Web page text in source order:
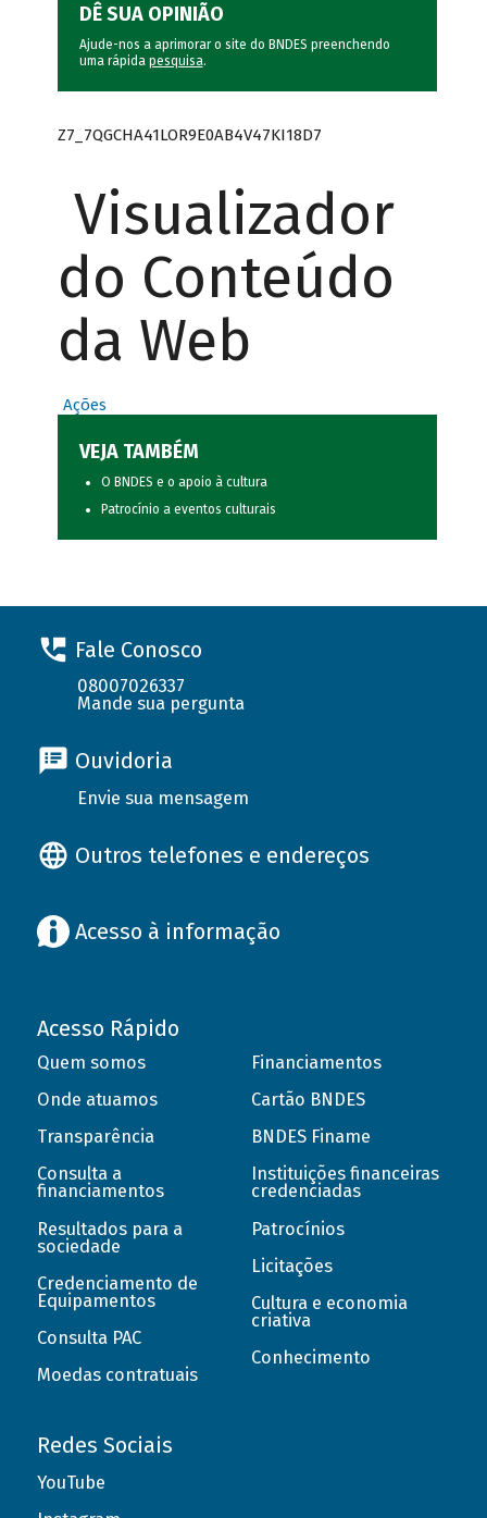
DÊ SUA OPINIÃO
Ajude-nos a aprimorar o site do BNDES preenchendo
uma rápida pesquisa.
Z7_7QGCHA41LOR9E0AB4V47KI18D7
Visualizador
do Conteúdo
da Web
Ações
VEJA TAMBÉM
O BNDES e o apoio à cultura
Patrocínio a eventos culturais
Fale Conosco
08007026337
Mande sua pergunta
Ouvidoria
Envie sua mensagem
Outros telefones e endereços
Acesso à informação
Acesso Rápido
Quem somos
Onde atuamos
Transparência
Consulta a
financiamentos
Resultados para a
sociedade
Credenciamento de
Equipamentos
Consulta PAC
Moedas contratuais
Financiamentos
Cartão BNDES
BNDES Finame
Instituições financeiras
credenciadas
Patrocínios
Licitações
Cultura e economia
criativa
Conhecimento
Redes Sociais
YouTube